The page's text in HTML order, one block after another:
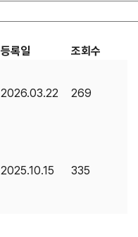
등록일
조회수
2026.03.22 269
2025.10.15 335